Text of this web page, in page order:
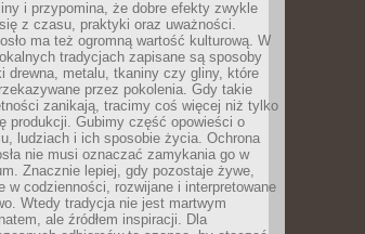
i przypomina, że dobre efekty zwykle
z czasu, praktyki oraz uważności.
ma też ogromną wartość kulturową. W
tradycjach zapisane są sposoby
drewna, metalu, tkaniny czy gliny, które
przez pokolenia. Gdy takie
zanikają, tracimy coś więcej niż tylko
produkcji. Gubimy część opowieści o
ludziach i ich sposobie życia. Ochrona
nie musi oznaczać zamykania go w
Znacznie lepiej, gdy pozostaje żywe,
w codzienności, rozwijane i interpretowane
Wtedy tradycja nie jest martwym
ale źródłem inspiracji. Dla